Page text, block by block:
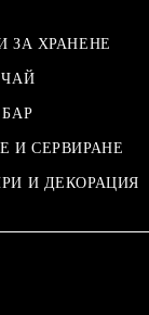
ЗА ХРАНЕНЕ
И СЕРВИРАНЕ
И ДЕКОРАЦИЯ